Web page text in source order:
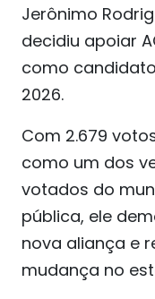
Jerônimo
decidiu apoiar
como
2026.
Com 2.679
como um dos
votados do
pública, ele
nova aliança e
mudança no